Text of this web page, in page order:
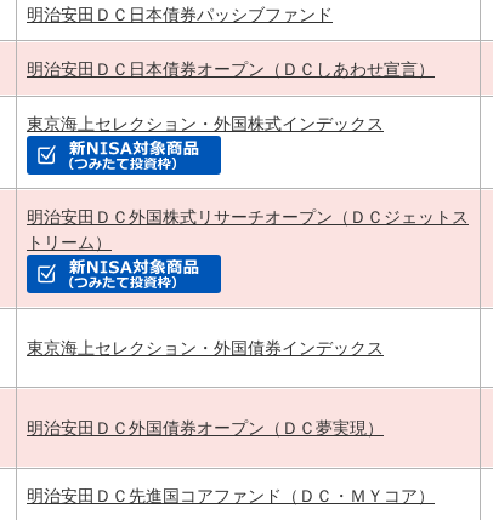
明治安田ＤＣ日本債券パッシブファンド
明治安田ＤＣ日本債券オープン（ＤＣしあわせ宣言）
東京海上セレクション・外国株式インデックス
明治安田ＤＣ外国株式リサーチオープン（ＤＣジェットス
トリーム）
東京海上セレクション・外国債券インデックス
明治安田ＤＣ外国債券オープン（ＤＣ夢実現）
明治安田ＤＣ先進国コアファンド（ＤＣ・ＭＹコア）